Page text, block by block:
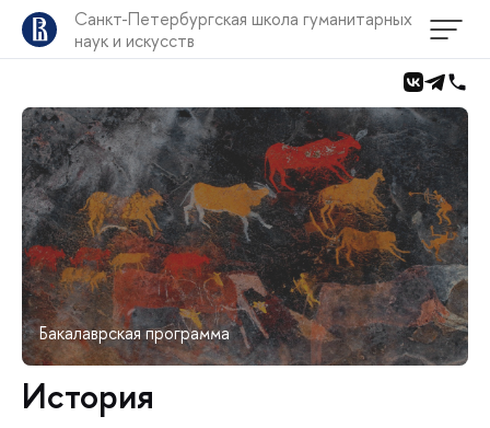
Санкт-Петербургская школа гуманитарных
наук и искусств
Бакалаврская программа
История